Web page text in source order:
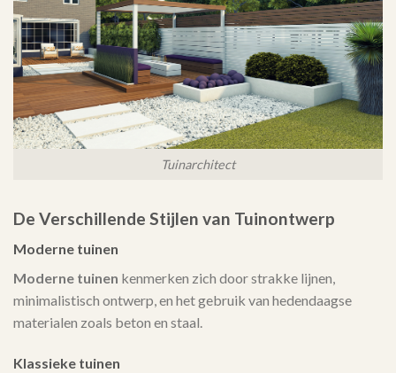
Tuinarchitect
De Verschillende Stijlen van Tuinontwerp
Moderne tuinen
Moderne tuinen kenmerken zich door strakke lijnen,
minimalistisch ontwerp, en het gebruik van hedendaagse
materialen zoals beton en staal.
Klassieke tuinen